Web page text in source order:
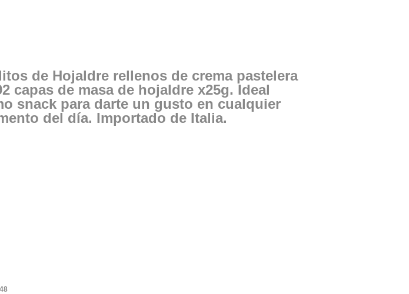
de Hojaldre rellenos de crema pastelera
capas de masa de hojaldre x25g. Ideal
snack para darte un gusto en cualquier
del día. Importado de Italia.